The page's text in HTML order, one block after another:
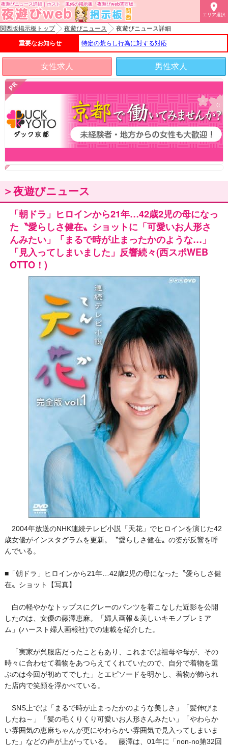
夜遊びニュース詳細｜ホスト・風俗の掲示板「夜遊びweb関西版」 
エリア選択
関西版掲示板トップ 夜遊びニュース 夜遊びニュース詳細
重要なお知らせ 特定の荒らし行為に対する対応
女性求人 男性求人
＞夜遊びニュース
「朝ドラ」ヒロインから21年…42歳2児の母になっ
た〝愛らしさ健在〟ショットに「可愛いお人形さ
んみたい」「まるで時が止まったかのような…」
「見入ってしまいました」反響続々(西スポWEB
OTTO！)
2004年放送のNHK連続テレビ小説「天花」でヒロインを演じた42
歳女優がインスタグラムを更新。〝愛らしさ健在〟の姿が反響を呼
んでいる。
■「朝ドラ」ヒロインから21年…42歳2児の母になった〝愛らしさ健
在〟ショット【写真】
白の軽やかなトップスにグレーのパンツを着こなした近影を公開
したのは、女優の藤澤恵麻。「婦人画報＆美しいキモノプレミア
ム」(ハースト婦人画報社)での連載を紹介した。
「実家が呉服店だったこともあり、これまでは祖母や母が、その
時々に合わせて着物をあつらえてくれていたので、自分で着物を選
ぶのは今回が初めてでした」とエピソードを明かし、着物が飾られ
た店内で笑顔を浮かべている。
SNS上では「まるで時が止まったかのような美しさ」「髪伸びま
したね～」「髪の毛くりくり可愛いお人形さんみたい」「やわらか
い雰囲気の恵麻ちゃんが更にやわらかい雰囲気で見入ってしまいま
した」などの声が上がっている。 藤澤は、01年に「non-no第32回